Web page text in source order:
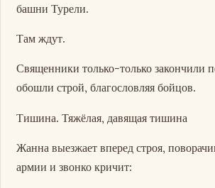
башни Турели.
Там ждут.
Священники только-только закончили
обошли строй, благословляя бойцов.
Тишина. Тяжёлая, давящая тишина
Жанна выезжает вперед строя,
армии и звонко кричит: